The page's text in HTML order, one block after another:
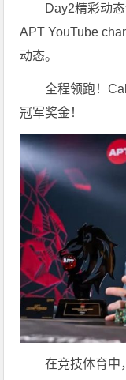
Day2精彩动
APT YouTube
动态。
全程领跑！
冠军奖金！
在竞技体育中